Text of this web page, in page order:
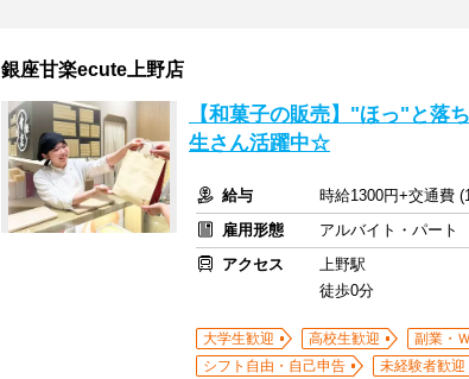
銀座甘楽ecute上野店
【和菓子の販売】"ほっ"と落
生さん活躍中☆
給与
時給1300円+交通費
雇用形態
アルバイト・パート
アクセス
上野駅
徒歩0分
大学生歓迎 高校生歓迎
副業・
シフト自由・自己申告
未経験者歓迎